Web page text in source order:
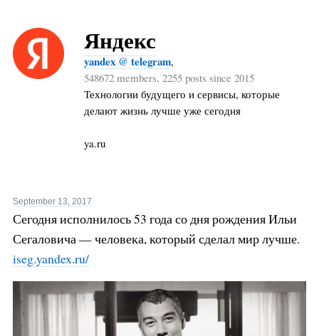
Яндекс
yandex @ telegram,
548672 members, 2255 posts since 2015
Технологии будущего и сервисы, которые
делают жизнь лучше уже сегодня
ya.ru
September 13, 2017
Сегодня исполнилось 53 года со дня рождения Ильи
Сегаловича — человека, который сделал мир лучше.
iseg.yandex.ru/